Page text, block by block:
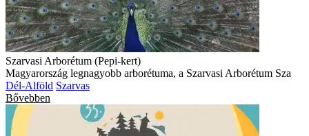
Szarvasi Arborétum (Pepi-kert)
Magyarország legnagyobb arborétuma, a Szarvasi Arborétum Sza
Dél-Alföld Szarvas
Bővebben